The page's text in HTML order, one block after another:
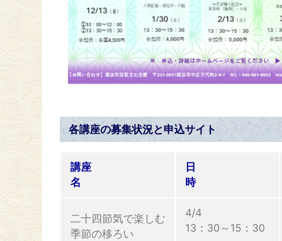
各講座の募集状況と申込サイト
講座
名
日
時
二十四節気で楽しむ
季節の移ろい
4/4
13：30～15：30